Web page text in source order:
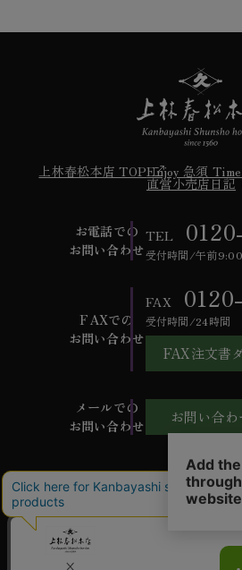
上林春松本店 TOPEnjoy 急須 Time
直営小売店日記
お電話での
お問い合わせ
TEL
受付時間/午前
FAXでの
お問い合わせ
FAX
受付時間/24時間
FAX注文書
メールでの
お問い合わせ
お問い合
ご利用ガイドよくあるご質問
会社概要
ご利用規約